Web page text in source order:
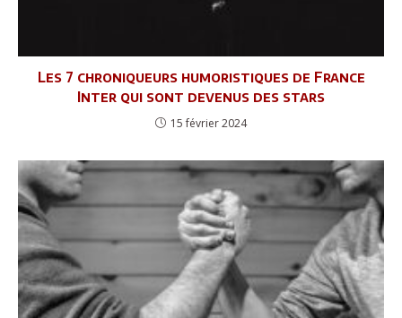
Les 7 chroniqueurs humoristiques de France
Inter qui sont devenus des stars
15 février 2024